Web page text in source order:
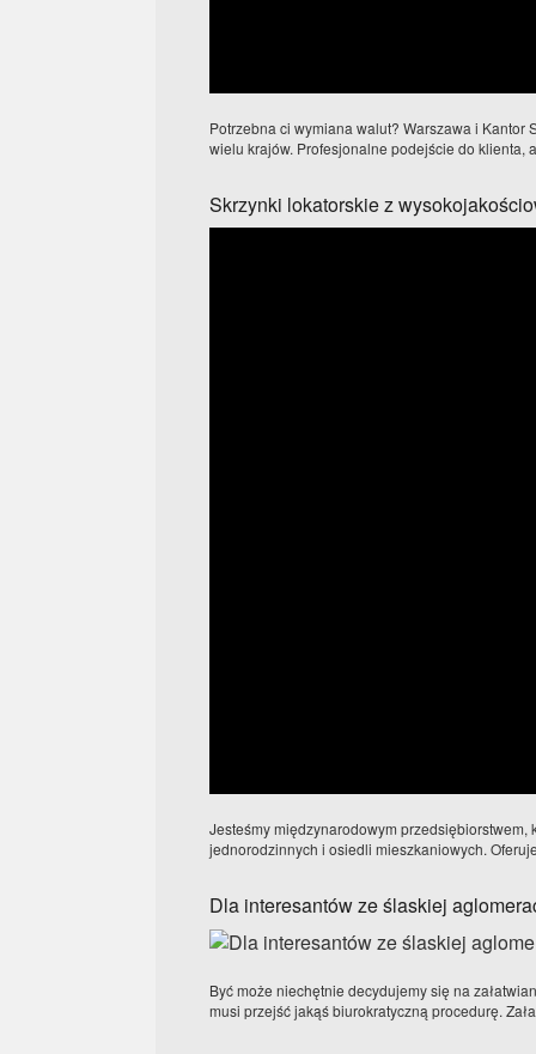
Potrzebna ci wymiana walut? Warszawa i
wielu krajów. Profesjonalne podejście do klienta,
Skrzynki lokatorskie z
Jesteśmy międzynarodowym
jednorodzinnych i osiedli mieszkaniowych.
Dla interesantów ze ślaskiej
Być może niechętnie decydujemy się na
musi przejść jakąś biurokratyczną procedurę.